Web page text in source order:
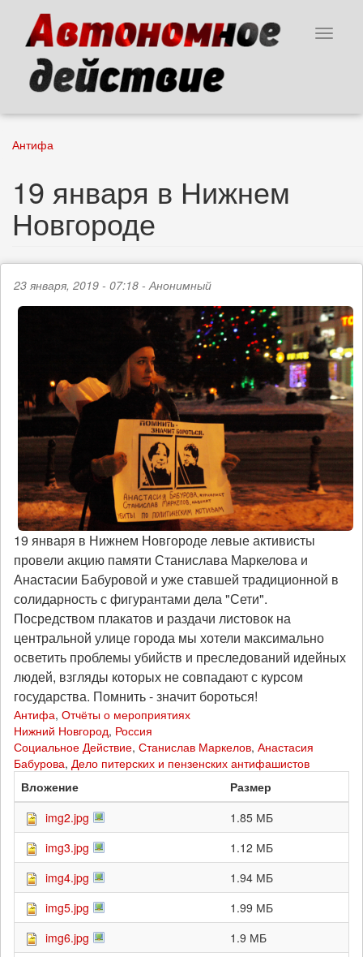
основному
содержанию
Toggle
Антифа
19 января в Нижнем
Новгороде
23 января, 2019 - 07:18 -Анонимный
19 января в Нижнем Новгороде левые активисты
провели акцию памяти Станислава Маркелова и
Анастасии Бабуровой и уже ставшей традиционной в
солидарность с фигурантами дела "Сети".
Посредством плакатов и раздачи листовок на
центральной улице города мы хотели максимально
осветить проблемы убийств и преследований идейных
людей, взгляды которых не совпадают с курсом
государства. Помнить - значит бороться!
Антифа, Отчёты о мероприятиях
Нижний Новгород, Россия
Социальное Действие, Станислав Маркелов, Анастасия
Бабурова, Дело питерских и пензенских антифашистов
Вложение
Размер
img2.jpg
1.85 МБ
img3.jpg
1.12 МБ
img4.jpg
1.94 МБ
img5.jpg
1.99 МБ
img6.jpg
1.9 МБ